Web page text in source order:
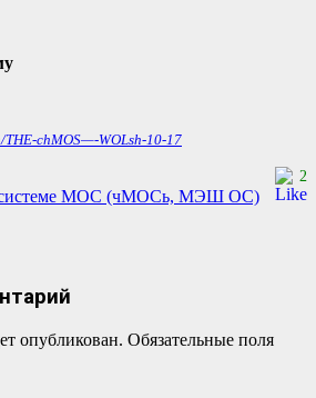
chMOS—-WOLsh-10-17
2
системе МОС (чМОСь, МЭШ ОС)
опубликован. Обязательные поля